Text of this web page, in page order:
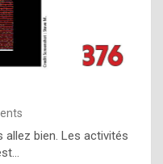
allez bien. Les activités